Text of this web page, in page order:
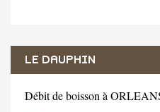
LE DAUPHIN
Débit de boisson à